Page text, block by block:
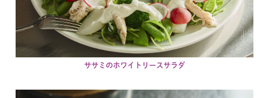
ササミのホワイトリースサラダ